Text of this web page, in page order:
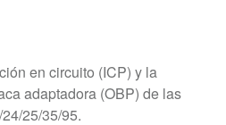
en circuito (ICP) y la
adaptadora (OBP) de las
25/35/95.